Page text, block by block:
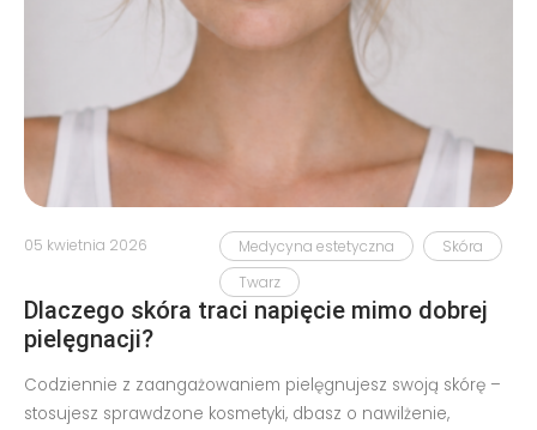
Medycyna estetyczna
Skóra
Twarz
05 kwietnia 2026
Dlaczego skóra traci napięcie mimo dobrej
pielęgnacji?
Codziennie z zaangażowaniem pielęgnujesz swoją skórę –
stosujesz sprawdzone kosmetyki, dbasz o nawilżenie,